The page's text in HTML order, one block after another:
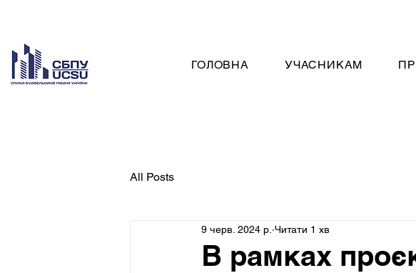
ГОЛОВНА УЧАСНИКАМ
All Posts
В рамках
9 черв. 2024 р. Читати 1 хв